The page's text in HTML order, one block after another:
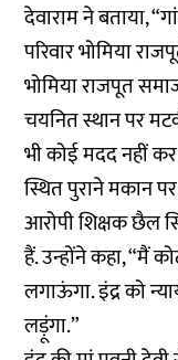
देवाराम ने बताया,
परिवार भोमिया
भोमिया राजपूत
चयनित स्थान पर
भी कोई मदद नहीं
स्थित पुराने मकान
आरोपी शिक्षक छैल
हैं. उन्होंने कहा, “मैं
लगाऊंगा. इंद्र को
लड़ूंगा.”